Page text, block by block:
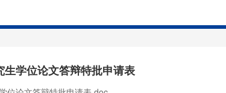
生学位论文答辩特批申请表